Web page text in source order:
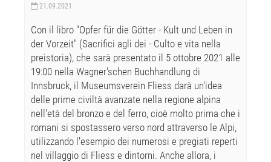
21.09.2021
Con il libro "Opfer für die Götter - Kult und Leben in
der Vorzeit" (Sacrifici agli dei - Culto e vita nella
preistoria), che sarà presentato il 5 ottobre 2021 alle
19:00 nella Wagner'schen Buchhandlung di
Innsbruck, il Museumsverein Fliess darà un'idea
delle prime civiltà avanzate nella regione alpina
nell'età del bronzo e del ferro, cioè molto prima che i
romani si spostassero verso nord attraverso le Alpi,
utilizzando l'esempio dei numerosi e pregiati reperti
nel villaggio di Fliess e dintorni. Anche allora, i